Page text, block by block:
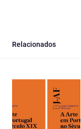
Relacionados